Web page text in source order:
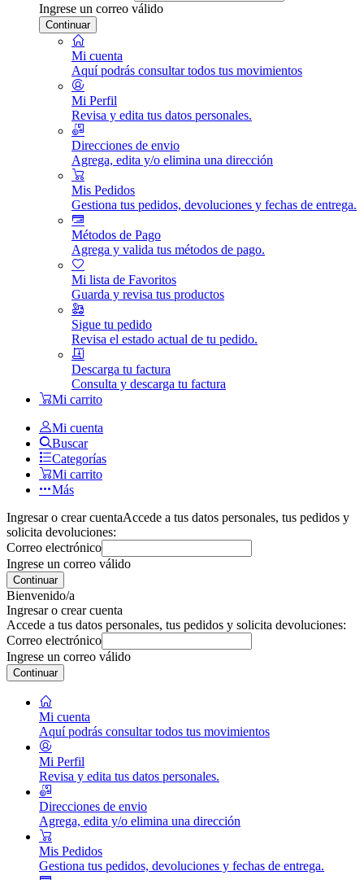
Ingrese un correo válido
Continuar
Mi cuenta
Aquí podrás consultar todos tus movimientos
Mi Perfil
Revisa y edita tus datos personales.
Direcciones de envio
Agrega, edita y/o elimina una dirección
Mis Pedidos
Gestiona tus pedidos, devoluciones y fechas de entrega.
Métodos de Pago
Agrega y valida tus métodos de pago.
Mi lista de Favoritos
Guarda y revisa tus productos
Sigue tu pedido
Revisa el estado actual de tu pedido.
Descarga tu factura
Consulta y descarga tu factura
Mi carrito
Mi cuenta
Buscar
Categorías
Mi carrito
Más
Ingresar o crear cuentaAccede a tus datos personales, tus pedidos y
solicita devoluciones:
Correo electrónico
Ingrese un correo válido
Continuar
Bienvenido/a
Ingresar o crear cuenta
Accede a tus datos personales, tus pedidos y solicita devoluciones:
Correo electrónico
Ingrese un correo válido
Continuar
Mi cuenta
Aquí podrás consultar todos tus movimientos
Mi Perfil
Revisa y edita tus datos personales.
Direcciones de envio
Agrega, edita y/o elimina una dirección
Mis Pedidos
Gestiona tus pedidos, devoluciones y fechas de entrega.